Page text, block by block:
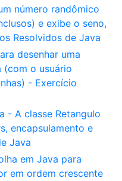
número randômico
e exibe o seno,
Resolvidos de Java
desenhar uma
(com o usuário
- Exercício
- A classe Retangulo
encapsulamento e
Java
em Java para
em ordem crescente